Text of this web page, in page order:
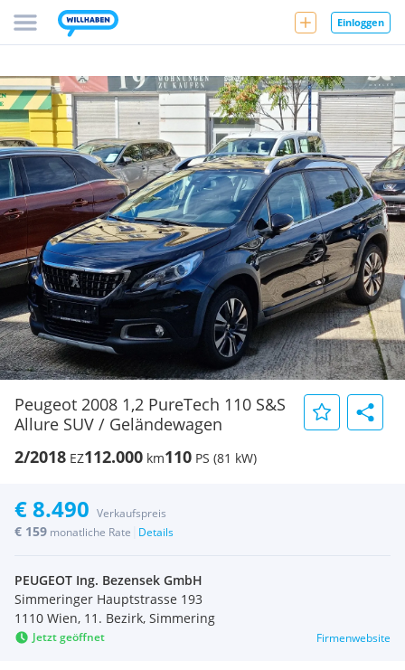
Einloggen
Peugeot 2008 1,2 PureTech 110 S&S
Allure SUV / Geländewagen
2/2018 EZ112.000 km110 PS (81 kW)
€ 8.490 Verkaufspreis
€ 159 monatliche Rate Details
PEUGEOT Ing. Bezensek GmbH
Simmeringer Hauptstrasse 193
1110 Wien, 11. Bezirk, Simmering
Jetzt geöffnet Firmenwebsite